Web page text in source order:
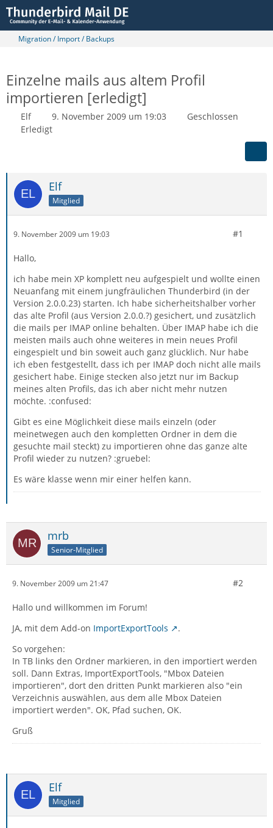
Migration / Import / Backups
Einzelne mails aus altem Profil
importieren [erledigt]
Elf 9. November 2009 um 19:03
Geschlossen
Erledigt
Elf
Mitglied
9. November 2009 um 19:03 #1
Hallo,
ich habe mein XP komplett neu aufgespielt und wollte einen
Neuanfang mit einem jungfräulichen Thunderbird (in der
Version 2.0.0.23) starten. Ich habe sicherheitshalber vorher
das alte Profil (aus Version 2.0.0.?) gesichert, und zusätzlich
die mails per IMAP online behalten. Über IMAP habe ich die
meisten mails auch ohne weiteres in mein neues Profil
eingespielt und bin soweit auch ganz glücklich. Nur habe
ich eben festgestellt, dass ich per IMAP doch nicht alle mails
gesichert habe. Einige stecken also jetzt nur im Backup
meines alten Profils, das ich aber nicht mehr nutzen
möchte. :confused:
Gibt es eine Möglichkeit diese mails einzeln (oder
meinetwegen auch den kompletten Ordner in dem die
gesuchte mail steckt) zu importieren ohne das ganze alte
Profil wieder zu nutzen? :gruebel:
Es wäre klasse wenn mir einer helfen kann.
mrb
Senior-Mitglied
9. November 2009 um 21:47 #2
Hallo und willkommen im Forum!
JA, mit dem Add-on ImportExportTools
.
So vorgehen:
In TB links den Ordner markieren, in den importiert werden
soll. Dann Extras, ImportExportTools, "Mbox Dateien
importieren", dort den dritten Punkt markieren also "ein
Verzeichnis auswählen, aus dem alle Mbox Dateien
importiert werden". OK, Pfad suchen, OK.
Gruß
Elf
Mitglied